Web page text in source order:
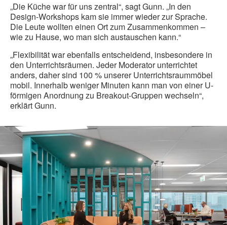
„Die Küche war für uns zentral“, sagt Gunn. „In den
Design-Workshops kam sie immer wieder zur Sprache.
Die Leute wollten einen Ort zum Zusammenkommen –
wie zu Hause, wo man sich austauschen kann.“
„Flexibilität war ebenfalls entscheidend, insbesondere in
den Unterrichtsräumen. Jeder Moderator unterrichtet
anders, daher sind 100 % unserer Unterrichtsraummöbel
mobil. Innerhalb weniger Minuten kann man von einer U-
förmigen Anordnung zu Breakout-Gruppen wechseln“,
erklärt Gunn.